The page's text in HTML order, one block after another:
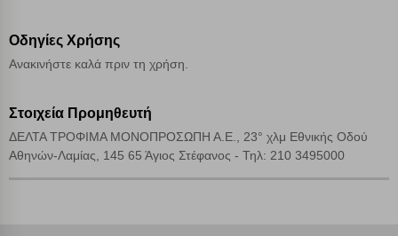
Οδηγίες Χρήσης
Ανακινήστε καλά πριν τη χρήση.
Στοιχεία Προμηθευτή
ΔΕΛΤΑ ΤΡΟΦΙΜΑ ΜΟΝΟΠΡΟΣΩΠΗ Α.Ε., 23° χλμ Εθνικής Οδού
Αθηνών-Λαμίας, 145 65 Άγιος Στέφανος - Τηλ: 210 3495000